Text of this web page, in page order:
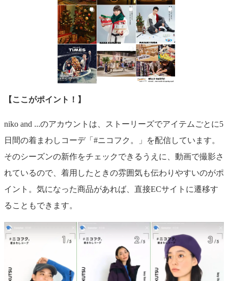
【ここがポイント！】
niko and ...のアカウントは、ストーリーズでアイテムごとに5
日間の着まわしコーデ「#ニコフク。」を配信しています。
そのシーズンの新作をチェックできるうえに、動画で撮影さ
れているので、着用したときの雰囲気も伝わりやすいのがポ
イント。気になった商品があれば、直接ECサイトに遷移す
ることもできます。